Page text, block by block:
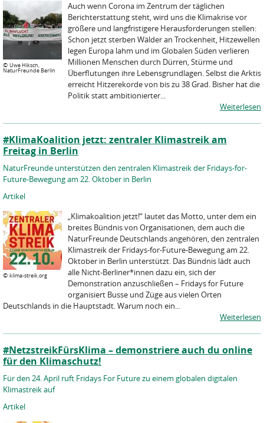
© Uwe Hiksch,
NaturFreunde Berlin
Auch wenn Corona im Zentrum der täglichen
Berichterstattung steht, wird uns die Klimakrise vor
größere und langfristigere Herausforderungen stellen:
Schon jetzt sterben Wälder an Trockenheit, Hitzewellen
legen Europa lahm und im Globalen Süden verlieren
Millionen Menschen durch Dürren, Stürme und
Überflutungen ihre Lebensgrundlagen. Selbst die Arktis
erreicht Hitzerekorde von bis zu 38 Grad. Bisher hat die
Politik statt ambitionierter...
Weiterlesen
#KlimaKoalition jetzt: zentraler Klimastreik am
Freitag in Berlin
NaturFreunde unterstützen den zentralen Klimastreik der Fridays-for-
Future-Bewegung am 22. Oktober in Berlin
Artikel
© klima-streik.org
„Klimakoalition jetzt!“ lautet das Motto, unter dem ein
breites Bündnis von Organisationen, dem auch die
NaturFreunde Deutschlands angehören, den zentralen
Klimastreik der Fridays-for-Future-Bewegung am 22.
Oktober in Berlin unterstützt. Das Bündnis lädt auch
alle Nicht-Berliner*innen dazu ein, sich der
Demonstration anzuschließen – Fridays for Future
organisiert Busse und Züge aus vielen Orten
Deutschlands in die Hauptstadt. Warum noch ein...
Weiterlesen
#NetzstreikFürsKlima – demonstriere auch du online
für den Klimaschutz!
Für den 24. April ruft Fridays For Future zu einem globalen digitalen
Klimastreik auf
Artikel